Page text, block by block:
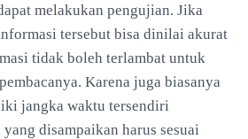
melakukan pengujian. Jika
tersebut bisa dinilai akurat
tidak boleh terlambat untuk
Karena juga biasanya
jangka waktu tersendiri
disampaikan harus sesuai